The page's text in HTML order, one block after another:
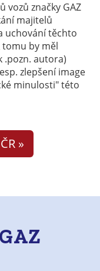
vozů značky GAZ
majitelů
uchování těchto
by měl
.pozn. autora)
zlepšení image
minulosti" této
»